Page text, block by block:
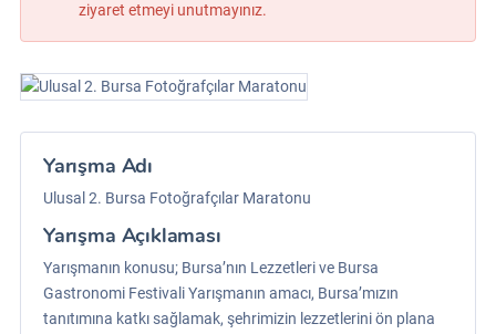
ziyaret etmeyi unutmayınız.
Yarışma Adı
Ulusal 2. Bursa Fotoğrafçılar Maratonu
Yarışma Açıklaması
Yarışmanın konusu; Bursa’nın Lezzetleri ve Bursa
Gastronomi Festivali Yarışmanın amacı, Bursa’mızın
tanıtımına katkı sağlamak, şehrimizin lezzetlerini ön plana